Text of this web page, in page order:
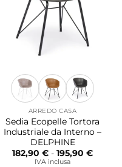
ARREDO CASA
Sedia Ecopelle Tortora
Industriale da Interno –
DELPHINE
182,90 € - 195,90 €Fascia
IVA inclusa